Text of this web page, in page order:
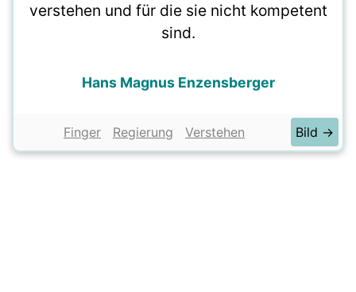
verstehen und für die sie nicht kompetent
sind.
Hans Magnus Enzensberger
Finger Regierung Verstehen Bild →